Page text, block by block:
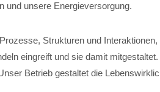
und unsere Energieversorgung.
Strukturen und
eingreift und sie damit
Betrieb gestaltet die